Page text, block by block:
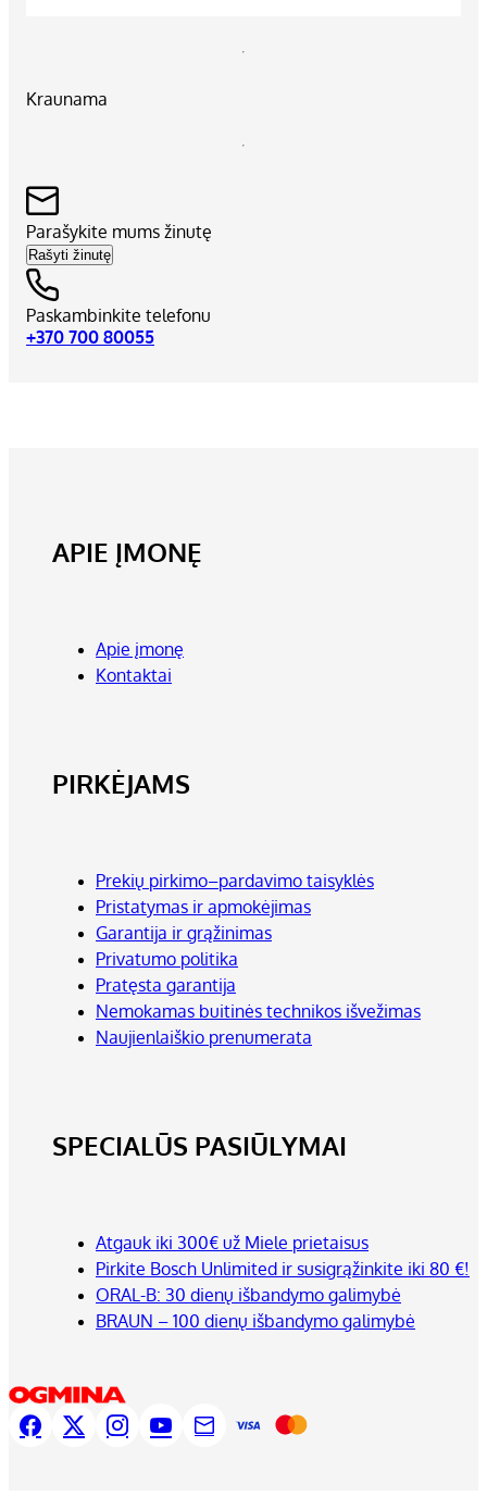
Kraunama
Parašykite mums žinutę
Rašyti žinutę
Paskambinkite telefonu
+370 700 80055
APIE ĮMONĘ
Apie įmonę
Kontaktai
PIRKĖJAMS
Prekių pirkimo–pardavimo taisyklės
Pristatymas ir apmokėjimas
Garantija ir grąžinimas
Privatumo politika
Pratęsta garantija
Nemokamas buitinės technikos išvežimas
Naujienlaiškio prenumerata
SPECIALŪS PASIŪLYMAI
Atgauk iki 300€ už Miele prietaisus
Pirkite Bosch Unlimited ir susigrąžinkite iki 80 €!
ORAL-B: 30 dienų išbandymo galimybė
BRAUN – 100 dienų išbandymo galimybė